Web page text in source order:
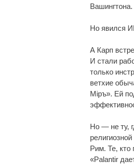
Но явился
А Карп
И стали
только
ветхие
Мipъ». Ей
Но — не ту,
Рим. Те, кто
«Palantir